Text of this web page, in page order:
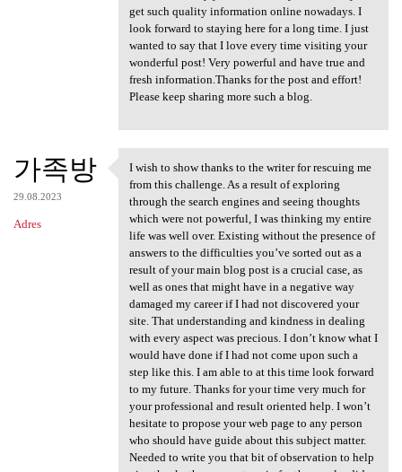
get such quality information online nowadays. I
look forward to staying here for a long time. I just
wanted to say that I love every time visiting your
wonderful post! Very powerful and have true and
fresh information.Thanks for the post and effort!
Please keep sharing more such a blog.
가족방
29.08.2023
Adres
I wish to show thanks to the
I wish to show thanks to the writer for rescuing me
from this challenge. As a result of exploring
through the search engines and seeing thoughts
which were not powerful, I was thinking my entire
life was well over. Existing without the presence of
answers to the difficulties you’ve sorted out as a
result of your main blog post is a crucial case, as
well as ones that might have in a negative way
damaged my career if I had not discovered your
site. That understanding and kindness in dealing
with every aspect was precious. I don’t know what I
would have done if I had not come upon such a
step like this. I am able to at this time look forward
to my future. Thanks for your time very much for
your professional and result oriented help. I won’t
hesitate to propose your web page to any person
who should have guide about this subject matter.
Needed to write you that bit of observation to help